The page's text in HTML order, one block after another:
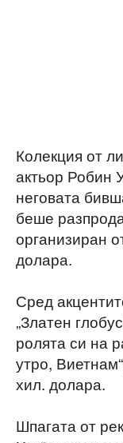
Колекция от
актьор Робин
неговата
беше
организиран
долара.
Сред
„Златен
ролята си на
утро,
хил. долара.
Шпагата от